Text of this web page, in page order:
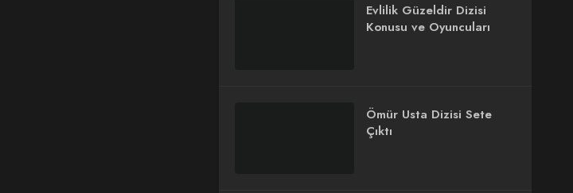
Evlilik Güzeldir Dizisi
Konusu ve Oyuncuları
Ömür Usta Dizisi Sete
Çıktı